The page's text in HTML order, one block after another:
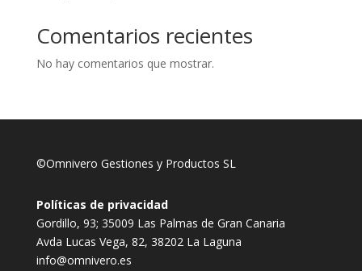
Comentarios recientes
No hay comentarios que mostrar.
©Omnivero Gestiones y Productos SL
Políticas de privacidad
Gordillo, 93; 35009 Las Palmas de Gran Canaria
Avda Lucas Vega, 82, 38202 La Laguna
info@omnivero.es